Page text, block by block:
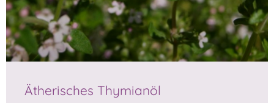
Ätherisches Thymianöl